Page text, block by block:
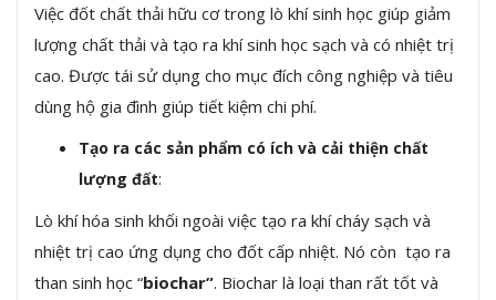
Việc đốt chất thải hữu cơ trong lò khí sinh học giúp giảm
lượng chất thải và tạo ra khí sinh học sạch và có nhiệt trị
cao. Được tái sử dụng cho mục đích công nghiệp và tiêu
dùng hộ gia đình giúp tiết kiệm chi phí.
Tạo ra các sản phẩm có ích và cải thiện chất
lượng đất:
Lò khí hóa sinh khối ngoài việc tạo ra khí cháy sạch và
nhiệt trị cao ứng dụng cho đốt cấp nhiệt. Nó còn tạo ra
than sinh học “biochar”. Biochar là loại than rất tốt và